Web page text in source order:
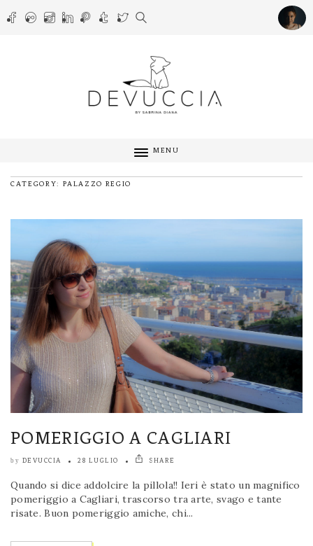
MENU
CATEGORY: PALAZZO REGIO
POMERIGGIO A CAGLIARI
by DEVUCCIA 28 LUGLIO SHARE
Quando si dice addolcire la pillola!! Ieri è stato un magnifico
pomeriggio a Cagliari, trascorso tra arte, svago e tante
risate. Buon pomeriggio amiche, chi...